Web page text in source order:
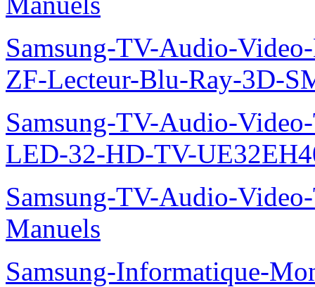
Samsung-TV-Audio-
ZF-Lecteur-Blu-Ray-3D-
Samsung-TV-Audio-
LED-32-HD-TV-
Samsung-TV-Audio-
Manuels
Samsung-Informatique-